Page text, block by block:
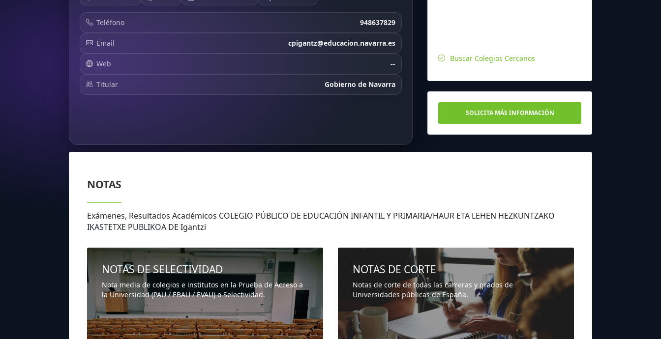
Teléfono 948637829
Email cpigantz@educacion.navarra.es
Web --
Titular Gobierno de Navarra
Buscar Colegios Cercanos
SOLICITA MÁS INFORMACIÓN
NOTAS
Exámenes, Resultados Académicos COLEGIO PÚBLICO DE EDUCACIÓN INFANTIL Y PRIMARIA/HAUR ETA LEHEN HEZKUNTZAKO
IKASTETXE PUBLIKOA DE Igantzi
NOTAS DE SELECTIVIDAD
Nota media de colegios e institutos en la Prueba de Acceso a
la Universidad (PAU / EBAU / EVAU) o Selectividad.
NOTAS DE CORTE
Notas de corte de todas las carreras y grados de
Universidades públicas de España.